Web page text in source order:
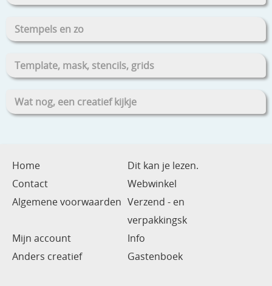
Stempels en zo
Template, mask, stencils, grids
Wat nog, een creatief kijkje
Home
Dit kan je lezen.
Contact
Webwinkel
Algemene voorwaarden Verzend - en
verpakkingsk
Mijn account
Info
Anders creatief
Gastenboek